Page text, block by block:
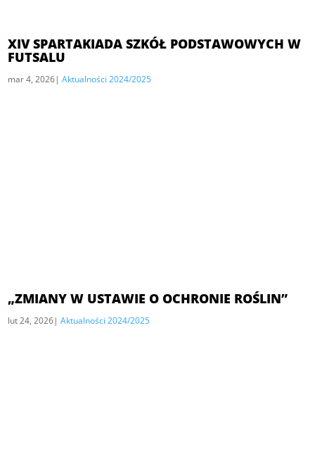
XIV SPARTAKIADA SZKÓŁ PODSTAWOWYCH W
FUTSALU
mar 4, 2026| Aktualności 2024/2025
„ZMIANY W USTAWIE O OCHRONIE ROŚLIN”
lut 24, 2026| Aktualności 2024/2025